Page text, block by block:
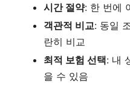
시간 절약: 한 번에
객관적 비교: 동일
란히 비교
최적 보험 선택: 내
을 수 있음